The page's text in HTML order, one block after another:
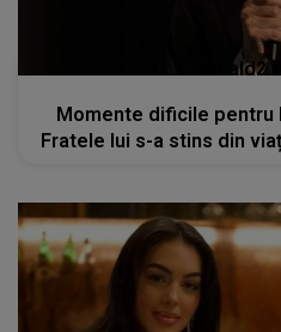
kanald2.ro
Momente dificile pentru
Fratele lui s-a stins din